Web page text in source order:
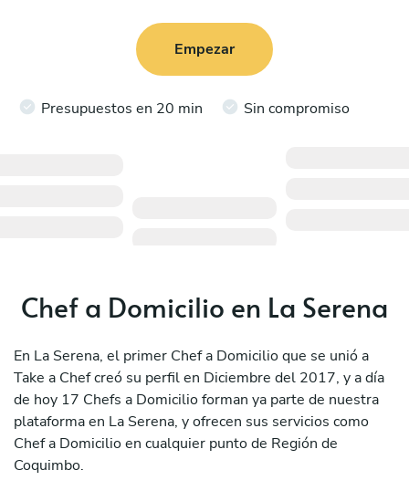
Empezar
Presupuestos en 20 min Sin compromiso
Chef a Domicilio en La Serena
En La Serena, el primer Chef a Domicilio que se unió a
Take a Chef creó su perfil en Diciembre del 2017, y a día
de hoy 17 Chefs a Domicilio forman ya parte de nuestra
plataforma en La Serena, y ofrecen sus servicios como
Chef a Domicilio en cualquier punto de Región de
Coquimbo.